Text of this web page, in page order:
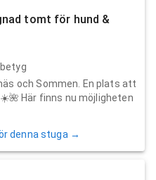
tomt för hund &
och Sommen. En plats att
Här finns nu möjligheten
denna stuga →